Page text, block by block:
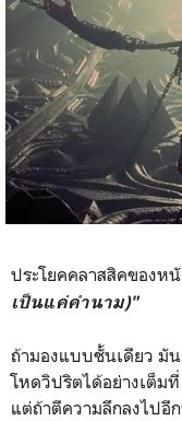
ประโยคคลาสสิคของห
เป็นแค่คำนาม)"
ถ้ามองแบบชั้นเดียว มั
โหดวิปริตได้อย่างเต็ม
แต่ถ้าตีความลึกลงไป